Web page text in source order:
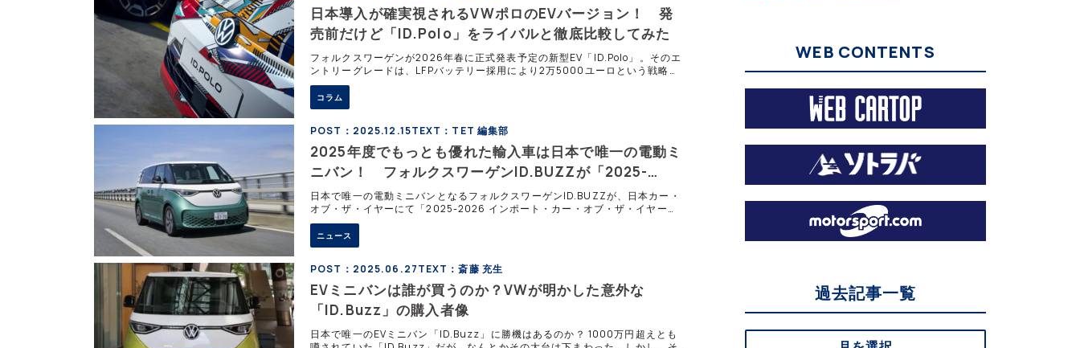
日本導入が確実視されるVWポロのEVバージョン！ 発
売前だけど「ID.Polo」をライバルと徹底比較してみた
フォルクスワーゲンが2026年春に正式発表予定の新型EV「ID.Polo」。そのエ
ントリーグレードは、LFPバッテリー採用により2万5000ユーロという戦略的
価格を実現する。欧州で普及セグメントを狙う一方、日本導入の可能性も高い
と見られる。
コラム
POST：2025.12.15TEXT：TET 編集部
2025年度でもっとも優れた輸入車は日本で唯一の電動ミ
ニバン！ フォルクスワーゲンID.BUZZが「2025-
2026日本カー・オブ・ザ・イヤー」で二冠に輝く
日本で唯一の電動ミニバンとなるフォルクスワーゲンID.BUZZが、日本カー・
オブ・ザ・イヤーにて「2025-2026 インポート・カー・オブ・ザ・イヤー」
と「2025-2026 デザイン・カー・オブ・ザ・イヤー」の二冠に輝いた。
ニュース
POST：2025.06.27TEXT：斎藤 充生
EVミニバンは誰が買うのか？VWが明かした意外な
「ID.Buzz」の購入者像
日本で唯一のEVミニバン「ID.Buzz」に勝機はあるのか？ 1000万円超えとも
WEB CONTENTS
過去記事一覧